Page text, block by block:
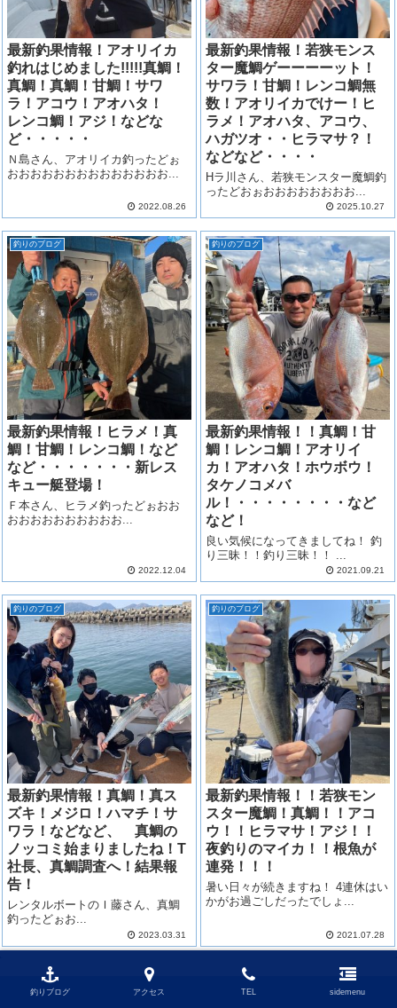
最新釣果情報！アオリイカ
釣れはじめました!!!!!真鯛！
真鯛！真鯛！甘鯛！サワ
ラ！アコウ！アオハタ！
レンコ鯛！アジ！などな
ど・・・・・
Ｎ島さん、アオリイカ釣ったどぉ
おおおおおおおおおおおおおお...
2022.08.26
最新釣果情報！若狭モンス
ター魔鯛ゲーーーーット！
サワラ！甘鯛！レンコ鯛無
数！アオリイカでけー！ヒ
ラメ！アオハタ、アコウ、
ハガツオ・・ヒラマサ？！
などなど・・・・
Hラ川さん、若狭モンスター魔鯛釣
ったどおぉおおおおおおおお...
2025.10.27
釣りのブログ
最新釣果情報！ヒラメ！真
鯛！甘鯛！レンコ鯛！など
など・・・・・・・新レス
キュー艇登場！
Ｆ本さん、ヒラメ釣ったどぉおお
おおおおおおおおおお...
2022.12.04
釣りのブログ
最新釣果情報！！真鯛！甘
鯛！レンコ鯛！アオリイ
カ！アオハタ！ホウボウ！
タケノコメバ
ル！・・・・・・・・など
など！
良い気候になってきましてね！ 釣
り三昧！！釣り三昧！！ ...
2021.09.21
釣りのブログ
最新釣果情報！真鯛！真ス
ズキ！メジロ！ハマチ！サ
ワラ！などなど、 真鯛の
ノッコミ始まりましたね！T
社長、真鯛調査へ！結果報
告！
レンタルボートのＩ藤さん、真鯛
釣ったどぉお...
2023.03.31
釣りのブログ
最新釣果情報！！若狭モン
スター魔鯛！真鯛！！アコ
ウ！！ヒラマサ！アジ！！
夜釣りのマイカ！！根魚が
連発！！！
暑い日々が続きますね！ 4連休はい
かがお過ごしだったでしょ...
2021.07.28
釣りブログ アクセス TEL sidemenu